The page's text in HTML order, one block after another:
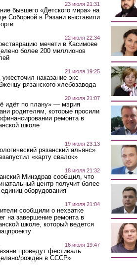
23 июля 21:31
бывшего «Детского мира» на
Соборной в Рязани выставили
22 июля 22:34
мечети в Касимове
более 200 миллионов
21 июля 19:25
наказание экс-
рязанского хлебозавода
20 июля 21:07
идёт по плану» — мэрия
родителям, которые просили
ремонта в
школе
19 июля 23:13
рязанский альянс»
«карту свалок»
18 июля 21:32
Минздрав сообщил, что
центр получит более
оборудования
17 июля 21:04
сообщили о нехватке
на завершение ремонта в
школе, который ведется
16 июля 19:47
проведут фестиваль
рождён в СССР»